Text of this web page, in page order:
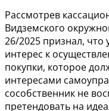
Рассмотрев
Видземского
26/2025 признал, что
интерес к
покупки, которое
интересами
сособственник не
претендовать на